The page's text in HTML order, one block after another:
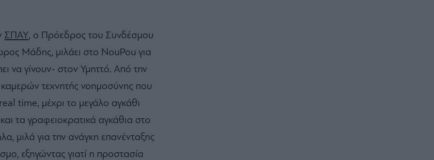
ΣΠΑΥ, ο Πρόεδρος του Συνδέσμου
Μάδης, μιλάει στο NouPou για
να γίνουν- στον Υμηττό. Από την
τεχνητής νοημοσύνης που
time, μέχρι το μεγάλο αγκάθι
τα γραφειοκρατικά αγκάθια στο
μιλά για την ανάγκη επανένταξης
εξηγώντας γιατί η προστασία